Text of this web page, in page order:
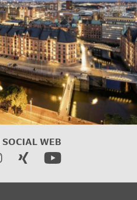
SOCIAL WEB